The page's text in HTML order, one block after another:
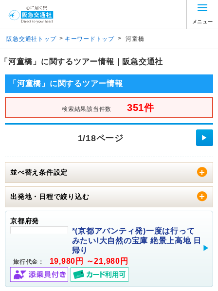
メニュー
阪急交通社トップ > キーワードトップ > 河童橋
「河童橋」に関するツアー情報｜阪急交通社
「河童橋」に関するツアー情報
検索結果該当件数 ｜ 351件
1/18ページ ▶
並べ替え条件設定
出発地・日程で絞り込む
京都府発
*(京都アバンティ発)一度は行って
みたい!大自然の宝庫 絶景上高地 日
帰り
旅行代金： 19,980円 ～21,980円